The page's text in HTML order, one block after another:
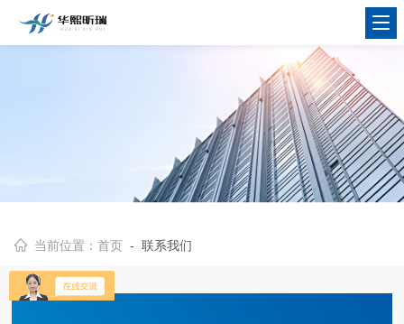
当前位置：首页 - 联系我们